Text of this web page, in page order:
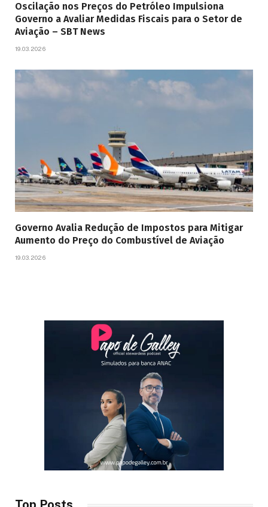
Oscilação nos Preços do Petróleo Impulsiona
Governo a Avaliar Medidas Fiscais para o Setor de
Aviação – SBT News
19.03.2026
Governo Avalia Redução de Impostos para Mitigar
Aumento do Preço do Combustível de Aviação
19.03.2026